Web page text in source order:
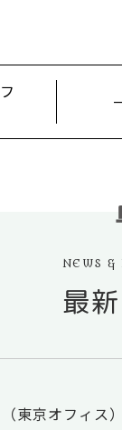
NEWS &
最
東京オフィス）